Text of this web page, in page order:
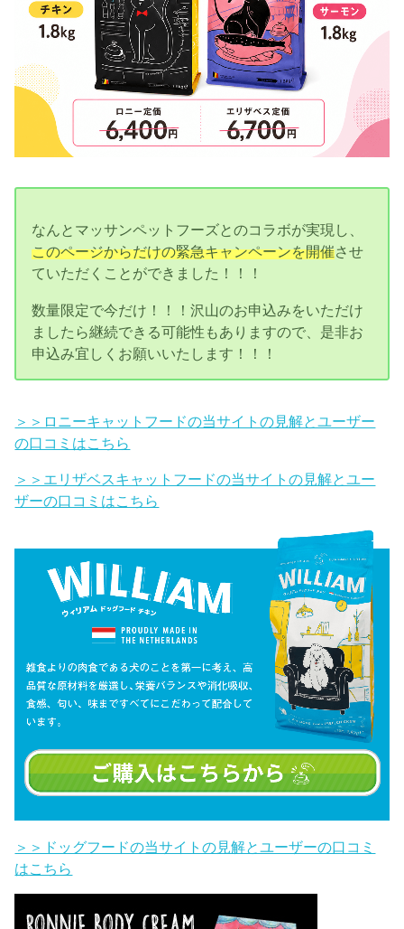
なんとマッサンペットフーズとのコラボが実現し、
このページからだけの緊急キャンペーンを開催させ
ていただくことができました！！！
数量限定で今だけ！！！沢山のお申込みをいただけ
ましたら継続できる可能性もありますので、是非お
申込み宜しくお願いいたします！！！
＞＞ロニーキャットフードの当サイトの見解とユーザー
の口コミはこちら
＞＞エリザベスキャットフードの当サイトの見解とユー
ザーの口コミはこちら
＞＞ドッグフードの当サイトの見解とユーザーの口コミ
はこちら